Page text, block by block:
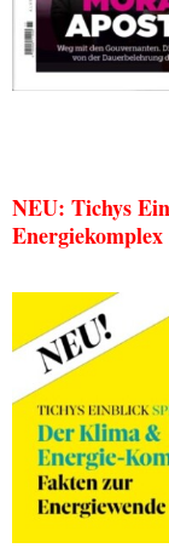
NEU: Tichys
Energiekomplex